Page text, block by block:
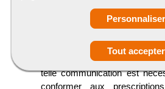
NNous pouvons
gouvernemental ou d'une
encore si nous pensons, en
telle communication est
conformer aux
Personnaliser
Tout accepter